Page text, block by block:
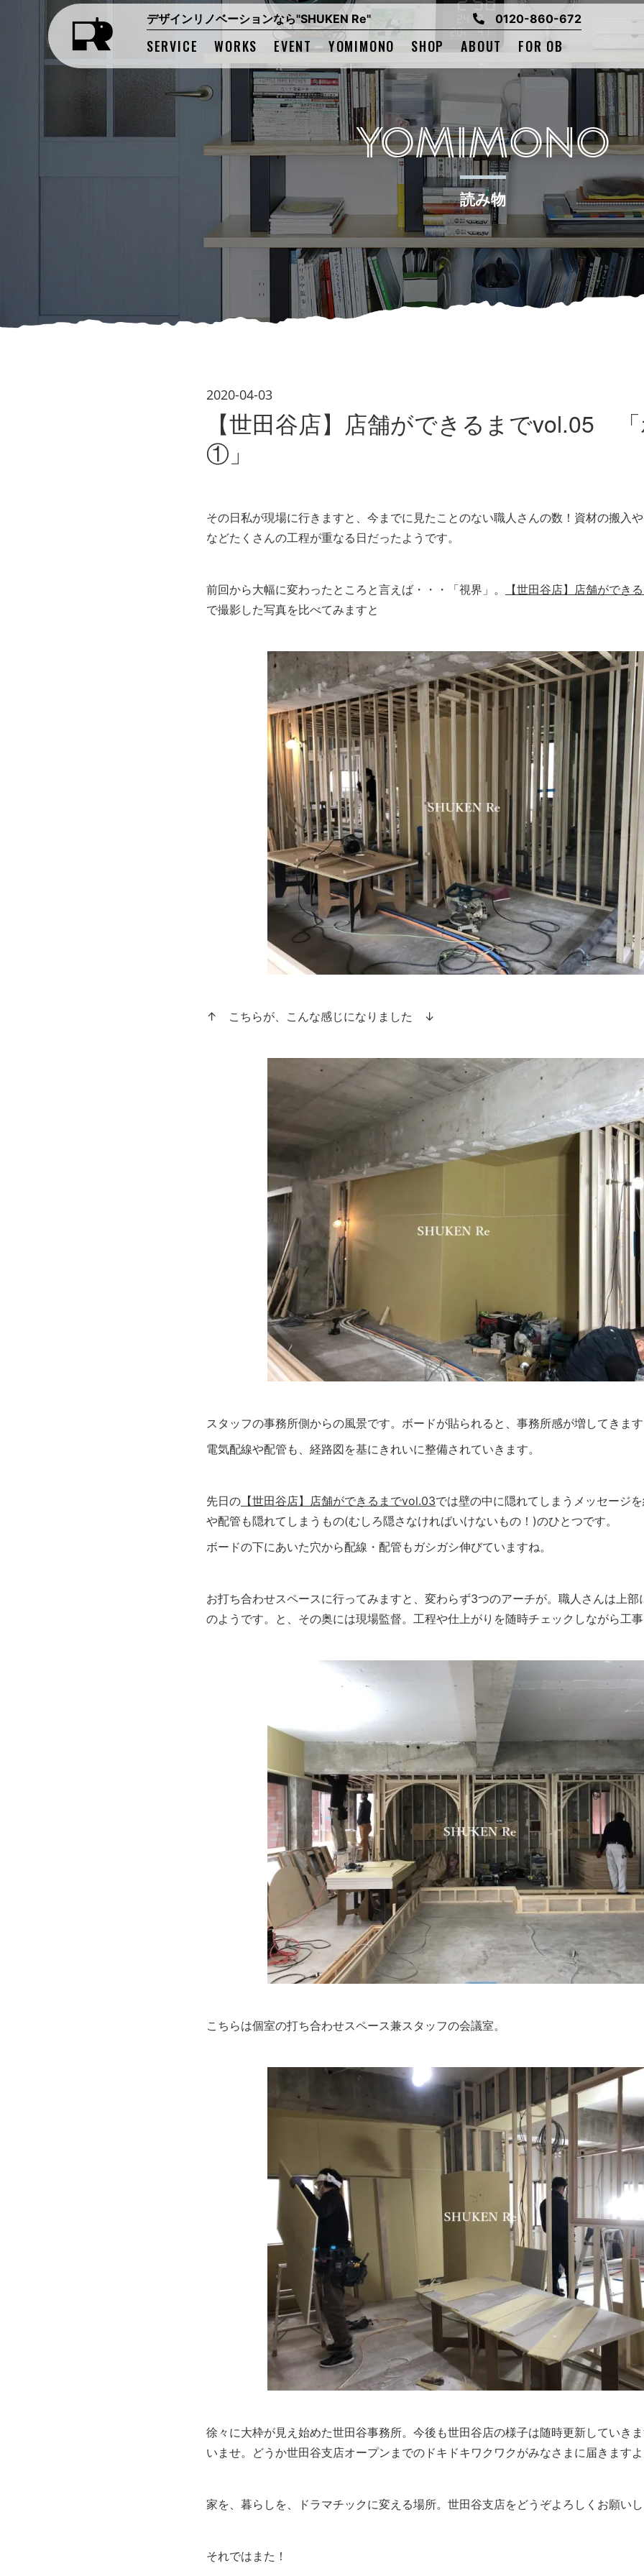
デザインリノベーションなら"SHUKEN Re" 0120-860-672
SERVICE WORKS EVENT YOMIMONO SHOP ABOUT FOR OB
YOMIMONO
読み物
2020-04-03
【世田谷店】店舗ができるまでvol.05
①」
その日私が現場に行きますと、今までに見たことのない職人さんの数！資材の搬入
などたくさんの工程が重なる日だったようです。
前回から大幅に変わったところと言えば・・・「視界」。 【世田谷店】店舗ができ
で撮影した写真を比べてみますと
↑ こちらが、こんな感じになりました ↓
スタッフの事務所側からの風景です。ボードが貼られると、事務所感が増してきま
電気配線や配管も、経路図を基にきれいに整備されていきます。
先日の 【世田谷店】店舗ができるまでvol.03では壁の中に隠れてしまうメッセージ
や配管も隠れてしまうもの(むしろ隠さなければいけないもの！)のひとつです。
ボードの下にあいた穴から配線・配管もガシガシ伸びていますね。
お打ち合わせスペースに行ってみますと、変わらず3つのアーチが。職人さんは上部
のようです。と、その奥には現場監督。工程や仕上がりを随時チェックしながら工
こちらは個室の打ち合わせスペース兼スタッフの会議室。
徐々に大枠が見え始めた世田谷事務所。今後も世田谷店の様子は随時更新していき
いませ。どうか世田谷支店オープンまでのドキドキワクワクがみなさまに届きます
家を、暮らしを、ドラマチックに変える場所。世田谷支店をどうぞよろしくお願い
それではまた！